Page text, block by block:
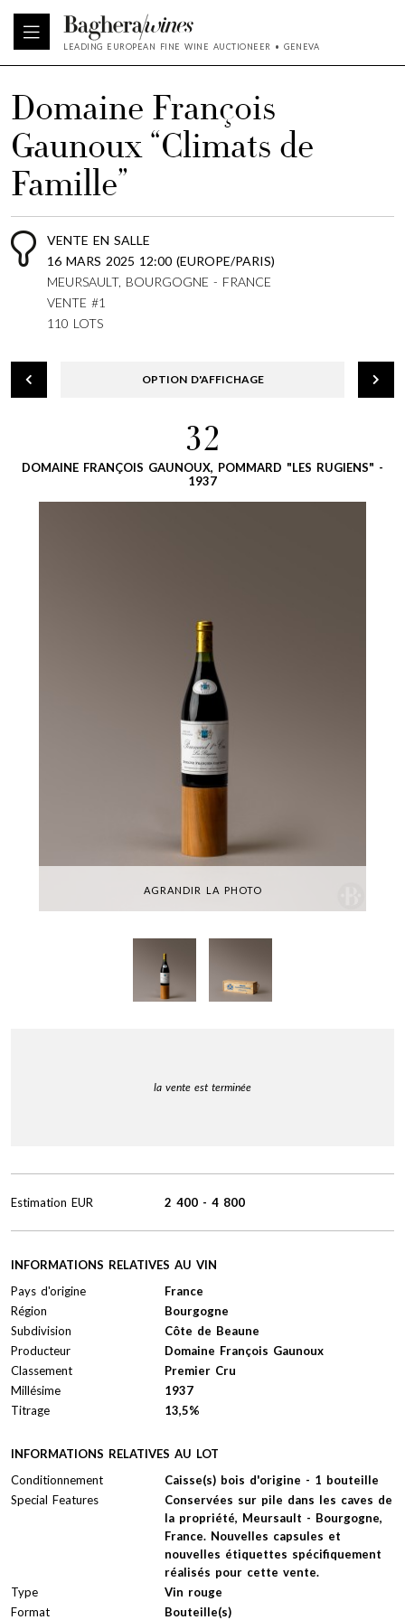
LEADING EUROPEAN FINE WINE AUCTIONEER • GENEVA
Domaine François
Gaunoux “Climats de
Famille”
VENTE EN SALLE
16 MARS 2025 12:00 (EUROPE/PARIS)
MEURSAULT, BOURGOGNE - FRANCE
VENTE #1
110 LOTS
OPTION D'AFFICHAGE
32
DOMAINE FRANÇOIS GAUNOUX, POMMARD "LES RUGIENS" -
1937
AGRANDIR LA PHOTO
la vente est terminée
INFORMATIONS RELATIVES AU VIN
Pays d'origine
France
Région
Bourgogne
Subdivision
Côte de Beaune
Producteur
Domaine François Gaunoux
Classement
Premier Cru
Millésime
1937
Titrage
13,5%
INFORMATIONS RELATIVES AU LOT
Conditionnement
Caisse(s) bois d'origine - 1 bouteille
Special Features
Conservées sur pile dans les caves de
la propriété, Meursault - Bourgogne,
France. Nouvelles capsules et
nouvelles étiquettes spécifiquement
réalisés pour cette vente.
Type
Vin rouge
Format
Bouteille(s)
Estimation EUR 2 400 - 4 800